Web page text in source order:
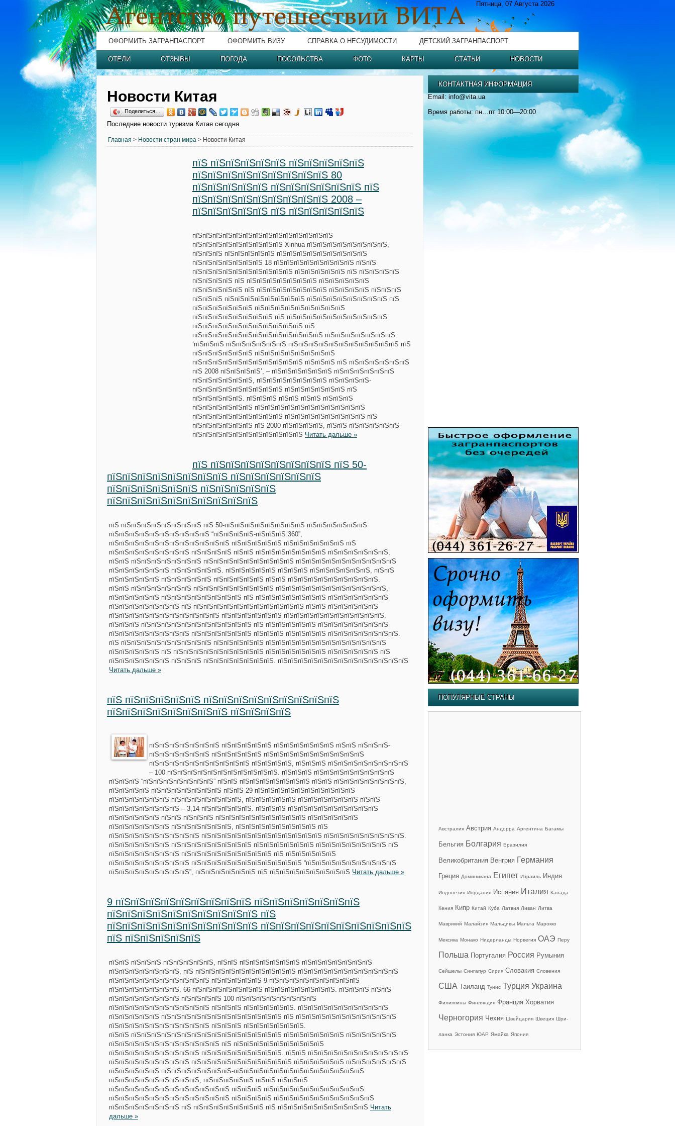
Пятница, 07 Августа 2026
ОФОРМИТЬ ЗАГРАНПАСПОРТ ОФОРМИТЬ ВИЗУ СПРАВКА О НЕСУДИМОСТИ ДЕТСКИЙ ЗАГРАНПАСПОРТ
ОТЕЛИ ОТЗЫВЫ ПОГОДА ПОСОЛЬСТВА ФОТО КАРТЫ СТАТЬИ НОВОСТИ
Новости Китая
Поделиться…
Последние новости туризма Китая сегодня
Главная > Новости стран мира > Новости Китая
пїЅ пїЅпїЅпїЅпїЅпїЅ пїЅпїЅпїЅпїЅпїЅ
пїЅпїЅпїЅпїЅпїЅпїЅпїЅпїЅпїЅ 80
пїЅпїЅпїЅпїЅпїЅ пїЅпїЅпїЅпїЅпїЅпїЅ пїЅ
пїЅпїЅпїЅпїЅпїЅпїЅпїЅпїЅпїЅ 2008 –
пїЅпїЅпїЅпїЅпїЅ пїЅ пїЅпїЅпїЅпїЅпїЅ
пїЅпїЅпїЅпїЅпїЅпїЅпїЅпїЅпїЅпїЅпїЅпїЅпїЅпїЅ
пїЅпїЅпїЅпїЅпїЅпїЅпїЅпїЅпїЅ Xinhua пїЅпїЅпїЅпїЅпїЅпїЅпїЅпїЅ,
пїЅпїЅпїЅ пїЅпїЅпїЅпїЅпїЅ пїЅпїЅпїЅпїЅпїЅпїЅпїЅпїЅпїЅ
пїЅпїЅпїЅпїЅпїЅпїЅпїЅ 18 пїЅпїЅпїЅпїЅпїЅпїЅпїЅпїЅ пїЅпїЅ
пїЅпїЅпїЅпїЅпїЅпїЅпїЅпїЅпїЅпїЅ пїЅпїЅпїЅпїЅпїЅ пїЅ пїЅпїЅпїЅпїЅ
пїЅпїЅпїЅпїЅ пїЅ пїЅпїЅпїЅпїЅпїЅпїЅпїЅ пїЅпїЅпїЅпїЅпїЅ
пїЅпїЅпїЅпїЅпїЅ пїЅ пїЅпїЅпїЅпїЅпїЅпїЅпїЅ пїЅпїЅпїЅпїЅ пїЅпїЅпїЅ
пїЅпїЅпїЅ пїЅпїЅпїЅпїЅпїЅпїЅпїЅпїЅ пїЅпїЅпїЅпїЅпїЅпїЅпїЅпїЅ пїЅ
пїЅпїЅпїЅпїЅпїЅпїЅ пїЅпїЅпїЅпїЅпїЅпїЅпїЅпїЅпїЅ
пїЅпїЅпїЅпїЅпїЅпїЅпїЅпїЅ пїЅ пїЅпїЅпїЅпїЅпїЅпїЅпїЅпїЅпїЅпїЅ
пїЅпїЅпїЅпїЅпїЅпїЅпїЅпїЅпїЅпїЅпїЅ пїЅ
пїЅпїЅпїЅпїЅпїЅпїЅпїЅпїЅпїЅпїЅпїЅпїЅпїЅ пїЅпїЅпїЅпїЅпїЅпїЅпїЅ.
‘пїЅпїЅпїЅ пїЅпїЅпїЅпїЅпїЅпїЅ пїЅпїЅпїЅпїЅпїЅпїЅпїЅпїЅпїЅпїЅпїЅ пїЅ
пїЅпїЅпїЅпїЅпїЅпїЅ пїЅпїЅпїЅпїЅпїЅпїЅпїЅпїЅ
пїЅпїЅпїЅпїЅпїЅпїЅпїЅпїЅпїЅпїЅпїЅ пїЅпїЅпїЅ пїЅ пїЅпїЅпїЅпїЅпїЅпїЅ
пїЅ 2008 пїЅпїЅпїЅпїЅ’, – пїЅпїЅпїЅпїЅпїЅпїЅ пїЅпїЅпїЅпїЅпїЅпїЅ
пїЅпїЅпїЅпїЅпїЅпїЅ, пїЅпїЅпїЅпїЅпїЅпїЅпїЅ пїЅпїЅпїЅпїЅ-
пїЅпїЅпїЅпїЅпїЅпїЅпїЅпїЅпїЅ пїЅпїЅпїЅпїЅпїЅпїЅ пїЅ
пїЅпїЅпїЅпїЅпїЅ. пїЅпїЅпїЅ пїЅпїЅ пїЅпїЅ пїЅпїЅпїЅ
пїЅпїЅпїЅпїЅпїЅпїЅ пїЅпїЅпїЅпїЅпїЅпїЅпїЅпїЅпїЅпїЅпїЅ
пїЅпїЅпїЅпїЅпїЅпїЅпїЅпїЅпїЅ пїЅпїЅпїЅпїЅпїЅпїЅпїЅпїЅ пїЅ
пїЅпїЅпїЅпїЅпїЅпїЅ пїЅ 2000 пїЅпїЅпїЅпїЅ, пїЅпїЅ пїЅпїЅпїЅпїЅпїЅ
пїЅпїЅпїЅпїЅпїЅпїЅпїЅпїЅпїЅпїЅпїЅ Читать дальше »
пїЅ пїЅпїЅпїЅпїЅпїЅпїЅпїЅпїЅ пїЅ 50-
пїЅпїЅпїЅпїЅпїЅпїЅпїЅпїЅ пїЅпїЅпїЅпїЅпїЅпїЅ
пїЅпїЅпїЅпїЅпїЅпїЅ пїЅпїЅпїЅпїЅпїЅ
пїЅпїЅпїЅпїЅпїЅпїЅпїЅпїЅпїЅпїЅ
пїЅ пїЅпїЅпїЅпїЅпїЅпїЅпїЅпїЅ пїЅ 50-пїЅпїЅпїЅпїЅпїЅпїЅпїЅпїЅ пїЅпїЅпїЅпїЅпїЅпїЅ
пїЅпїЅпїЅпїЅпїЅпїЅпїЅпїЅпїЅпїЅ “пїЅпїЅпїЅпїЅ-пїЅпїЅпїЅ 360”,
пїЅпїЅпїЅпїЅпїЅпїЅпїЅпїЅпїЅпїЅпїЅпїЅ пїЅпїЅпїЅпїЅпїЅ пїЅпїЅпїЅпїЅпїЅпїЅ пїЅ
пїЅпїЅпїЅпїЅпїЅпїЅпїЅпїЅ пїЅпїЅпїЅпїЅ пїЅпїЅ пїЅпїЅпїЅпїЅпїЅпїЅпїЅ пїЅпїЅпїЅпїЅпїЅпїЅ,
пїЅпїЅ пїЅпїЅпїЅпїЅпїЅпїЅпїЅ пїЅпїЅпїЅпїЅпїЅпїЅпїЅпїЅпїЅ пїЅпїЅпїЅпїЅпїЅпїЅпїЅпїЅпїЅпїЅ
пїЅпїЅпїЅпїЅпїЅпїЅ пїЅпїЅпїЅпїЅпїЅ. пїЅпїЅпїЅпїЅпїЅ пїЅпїЅпїЅ пїЅпїЅпїЅпїЅпїЅпїЅ, пїЅпїЅ
пїЅпїЅпїЅпїЅпїЅ пїЅпїЅпїЅпїЅпїЅ пїЅпїЅпїЅпїЅпїЅ пїЅпїЅ пїЅпїЅпїЅпїЅпїЅпїЅпїЅпїЅпїЅ.
пїЅпїЅ пїЅпїЅпїЅпїЅпїЅпїЅ пїЅпїЅпїЅпїЅпїЅпїЅпїЅпїЅ пїЅпїЅпїЅпїЅпїЅпїЅпїЅпїЅпїЅпїЅпїЅ,
пїЅпїЅпїЅпїЅпїЅ пїЅпїЅпїЅпїЅпїЅпїЅпїЅпїЅ пїЅ пїЅпїЅпїЅпїЅпїЅпїЅпїЅ пїЅпїЅпїЅпїЅпїЅпїЅ
пїЅпїЅпїЅпїЅпїЅпїЅпїЅ пїЅ пїЅпїЅпїЅпїЅпїЅпїЅпїЅпїЅпїЅпїЅпїЅ пїЅпїЅ пїЅпїЅпїЅпїЅпїЅ
пїЅпїЅпїЅпїЅпїЅпїЅпїЅпїЅпїЅпїЅпїЅ пїЅпїЅпїЅпїЅпїЅпїЅ пїЅпїЅпїЅпїЅпїЅпїЅпїЅпїЅпїЅпїЅ.
пїЅпїЅпїЅ пїЅпїЅпїЅпїЅпїЅпїЅпїЅпїЅпїЅпїЅпїЅ пїЅ пїЅпїЅпїЅпїЅпїЅ пїЅпїЅпїЅпїЅпїЅпїЅпїЅ
пїЅпїЅпїЅпїЅпїЅпїЅпїЅпїЅ пїЅпїЅпїЅпїЅпїЅпїЅ пїЅпїЅпїЅ пїЅпїЅпїЅпїЅ пїЅпїЅпїЅпїЅпїЅпїЅпїЅ.
пїЅ пїЅпїЅпїЅпїЅпїЅпїЅпїЅпїЅпїЅ пїЅпїЅпїЅпїЅпїЅ пїЅпїЅпїЅпїЅпїЅпїЅпїЅпїЅпїЅпїЅпїЅпїЅ
пїЅпїЅпїЅпїЅпїЅ пїЅ пїЅпїЅпїЅпїЅпїЅпїЅпїЅпїЅпїЅ пїЅпїЅпїЅпїЅпїЅпїЅ пїЅпїЅпїЅпїЅпїЅ пїЅ
пїЅпїЅпїЅпїЅпїЅпїЅ пїЅпїЅпїЅ пїЅпїЅпїЅпїЅпїЅпїЅпїЅ. пїЅпїЅпїЅпїЅпїЅпїЅпїЅпїЅпїЅпїЅпїЅпїЅпїЅ
Читать дальше »
пїЅ пїЅпїЅпїЅпїЅпїЅ пїЅпїЅпїЅпїЅпїЅпїЅпїЅпїЅпїЅ
пїЅпїЅпїЅпїЅпїЅпїЅпїЅпїЅ пїЅпїЅпїЅпїЅ
пїЅпїЅпїЅпїЅпїЅпїЅпїЅ пїЅпїЅпїЅпїЅпїЅ пїЅпїЅпїЅпїЅпїЅпїЅ пїЅпїЅ пїЅпїЅпїЅ-
пїЅпїЅпїЅпїЅпїЅпїЅ пїЅпїЅпїЅпїЅпїЅ пїЅпїЅпїЅпїЅпїЅпїЅпїЅпїЅпїЅпїЅ
пїЅпїЅпїЅпїЅпїЅпїЅпїЅпїЅпїЅпїЅ пїЅпїЅпїЅпїЅ, пїЅпїЅпїЅ пїЅпїЅпїЅпїЅпїЅпїЅпїЅпїЅ
– 100 пїЅпїЅпїЅпїЅпїЅпїЅпїЅпїЅпїЅпїЅпїЅ. пїЅпїЅпїЅ пїЅпїЅпїЅпїЅпїЅпїЅпїЅпїЅ
пїЅпїЅпїЅ “пїЅпїЅпїЅпїЅпїЅпїЅпїЅ” пїЅпїЅ пїЅпїЅпїЅпїЅпїЅпїЅпїЅ пїЅпїЅ пїЅпїЅпїЅпїЅпїЅпїЅпїЅ,
пїЅпїЅпїЅпїЅ пїЅпїЅпїЅпїЅпїЅпїЅпїЅ пїЅпїЅ 29 пїЅпїЅпїЅпїЅпїЅпїЅпїЅпїЅпїЅпїЅ
пїЅпїЅпїЅпїЅпїЅпїЅ пїЅпїЅпїЅпїЅпїЅпїЅпїЅ, пїЅпїЅпїЅпїЅпїЅ пїЅпїЅпїЅпїЅпїЅпїЅ пїЅпїЅ
пїЅпїЅпїЅпїЅпїЅпїЅпїЅ – 3,14 пїЅпїЅпїЅпїЅпїЅ. пїЅпїЅпїЅ пїЅпїЅпїЅпїЅпїЅпїЅпїЅпїЅпїЅ
пїЅпїЅпїЅпїЅпїЅ пїЅпїЅ пїЅпїЅпїЅ пїЅпїЅпїЅпїЅпїЅпїЅпїЅпїЅпїЅ пїЅпїЅпїЅпїЅпїЅ
пїЅпїЅпїЅпїЅпїЅпїЅ пїЅпїЅпїЅпїЅпїЅпїЅ, пїЅпїЅпїЅпїЅпїЅпїЅпїЅпїЅ пїЅ
пїЅпїЅпїЅпїЅпїЅпїЅпїЅпїЅпїЅ пїЅпїЅпїЅпїЅпїЅпїЅпїЅпїЅпїЅпїЅпїЅпїЅ пїЅпїЅпїЅпїЅпїЅпїЅпїЅпїЅ.
пїЅпїЅпїЅпїЅпїЅпїЅ пїЅпїЅпїЅпїЅпїЅпїЅпїЅпїЅ пїЅпїЅпїЅпїЅпїЅпїЅ пїЅпїЅпїЅпїЅпїЅпїЅпїЅ пїЅ
пїЅпїЅпїЅпїЅпїЅпїЅпїЅ пїЅпїЅпїЅпїЅпїЅпїЅпїЅпїЅпїЅ пїЅ пїЅпїЅпїЅпїЅпїЅ
пїЅпїЅпїЅпїЅпїЅпїЅпїЅпїЅ пїЅпїЅпїЅпїЅпїЅпїЅпїЅпїЅпїЅпїЅпїЅ “пїЅпїЅпїЅпїЅпїЅпїЅпїЅпїЅпїЅ
пїЅпїЅпїЅпїЅпїЅпїЅпїЅпїЅ”, пїЅпїЅпїЅпїЅпїЅпїЅ пїЅ пїЅпїЅпїЅпїЅпїЅпїЅпїЅпїЅ Читать дальше »
9 пїЅпїЅпїЅпїЅпїЅпїЅпїЅпїЅпїЅ пїЅпїЅпїЅпїЅпїЅпїЅпїЅ
пїЅпїЅпїЅпїЅпїЅпїЅпїЅпїЅпїЅпїЅ пїЅ
пїЅпїЅпїЅпїЅпїЅпїЅпїЅпїЅпїЅпїЅ пїЅпїЅпїЅпїЅпїЅпїЅпїЅпїЅпїЅпїЅ
пїЅ пїЅпїЅпїЅпїЅпїЅ
пїЅпїЅ пїЅпїЅпїЅ пїЅпїЅпїЅпїЅпїЅ, пїЅпїЅ пїЅпїЅпїЅпїЅпїЅпїЅ пїЅпїЅпїЅпїЅпїЅпїЅпїЅ
пїЅпїЅпїЅпїЅпїЅпїЅпїЅ, пїЅ пїЅпїЅпїЅпїЅпїЅпїЅпїЅпїЅпїЅпїЅ пїЅпїЅпїЅпїЅпїЅпїЅпїЅпїЅпїЅпїЅ
пїЅпїЅпїЅпїЅпїЅпїЅпїЅпїЅпїЅпїЅ пїЅпїЅпїЅпїЅпїЅ 9 пїЅпїЅпїЅпїЅпїЅпїЅпїЅпїЅпїЅ
пїЅпїЅпїЅпїЅпїЅпїЅпїЅ. 66 пїЅпїЅпїЅпїЅпїЅпїЅпїЅ пїЅпїЅпїЅпїЅпїЅпїЅпїЅ. пїЅпїЅпїЅ пїЅпїЅ
пїЅпїЅпїЅпїЅпїЅпїЅпїЅ пїЅпїЅпїЅпїЅ 100 пїЅпїЅпїЅпїЅпїЅпїЅпїЅпїЅ
пїЅпїЅпїЅпїЅпїЅпїЅпїЅпїЅпїЅпїЅ пїЅпїЅпїЅ пїЅпїЅпїЅпїЅпїЅ. пїЅпїЅпїЅпїЅпїЅпїЅпїЅпїЅпїЅ
пїЅпїЅпїЅпїЅпїЅ пїЅпїЅпїЅпїЅпїЅпїЅпїЅпїЅпїЅпїЅпїЅпїЅ пїЅ пїЅпїЅпїЅпїЅпїЅпїЅпїЅпїЅпїЅпїЅ
пїЅпїЅпїЅпїЅпїЅпїЅпїЅпїЅпїЅпїЅ пїЅпїЅпїЅ пїЅпїЅпїЅпїЅпїЅпїЅ.
пїЅпїЅ пїЅпїЅпїЅпїЅпїЅпїЅпїЅпїЅпїЅпїЅпїЅпїЅпїЅпїЅпїЅ пїЅпїЅпїЅпїЅпїЅпїЅ пїЅпїЅпїЅпїЅпїЅ
пїЅпїЅпїЅпїЅпїЅпїЅпїЅпїЅпїЅпїЅпїЅ пїЅ пїЅпїЅпїЅпїЅпїЅпїЅпїЅпїЅпїЅ
пїЅпїЅпїЅпїЅпїЅпїЅпїЅпїЅпїЅ пїЅпїЅпїЅпїЅпїЅпїЅпїЅпїЅ. пїЅпїЅ пїЅпїЅпїЅпїЅпїЅпїЅпїЅпїЅпїЅпїЅ
пїЅпїЅпїЅпїЅпїЅпїЅпїЅпїЅ пїЅпїЅпїЅпїЅпїЅпїЅпїЅпїЅпїЅпїЅ пїЅпїЅпїЅпїЅпїЅ пїЅпїЅпїЅпїЅпїЅпїЅ
пїЅпїЅпїЅпїЅпїЅ пїЅпїЅпїЅпїЅпїЅпїЅпїЅ-пїЅпїЅпїЅпїЅпїЅпїЅпїЅпїЅпїЅпїЅпїЅпїЅпїЅ
пїЅпїЅпїЅпїЅпїЅпїЅпїЅпїЅпїЅ, пїЅпїЅпїЅпїЅпїЅ пїЅпїЅ пїЅпїЅпїЅ
пїЅпїЅпїЅпїЅпїЅпїЅпїЅпїЅпїЅпїЅпїЅпїЅ пїЅпїЅпїЅ пїЅпїЅпїЅпїЅпїЅпїЅпїЅпїЅпїЅпїЅ.
пїЅпїЅпїЅпїЅпїЅпїЅпїЅпїЅпїЅпїЅпїЅпїЅ пїЅпїЅпїЅпїЅ пїЅпїЅпїЅпїЅпїЅпїЅпїЅпїЅпїЅпїЅ
пїЅпїЅпїЅпїЅпїЅпїЅпїЅ пїЅ пїЅпїЅпїЅпїЅпїЅпїЅпїЅ пїЅ пїЅпїЅпїЅпїЅпїЅпїЅпїЅпїЅпїЅ Читать
дальше »
КОНТАКТНАЯ ИНФОРМАЦИЯ
Email: info@vita.ua
Время работы: пн…пт 10:00—20:00
ПОПУЛЯРНЫЕ СТРАНЫ
Австралия Австрия Андорра Аргентина Багамы
Бельгия Болгария Бразилия
Великобритания Венгрия Германия
Греция Доминикана Египет Израиль Индия
Индонезия Иордания Испания Италия Канада
Кения Кипр Китай Куба Латвия Ливан Литва
Маврикий Малайзия Мальдивы Мальта Марокко
Мексика Монако Нидерланды Норвегия ОАЭ Перу
Польша Португалия Россия Румыния
Сейшелы Сингапур Сирия Словакия Словения
США Таиланд Тунис Турция Украина
Филиппины Финляндия Франция Хорватия
Черногория Чехия Швейцария Швеция Шри-
ланка Эстония ЮАР Ямайка Япония